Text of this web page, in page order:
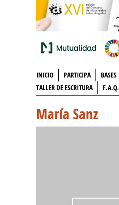
INICIO PARTICIPA BASES
TALLER DE ESCRITURA
F.A.Q.
María Sanz